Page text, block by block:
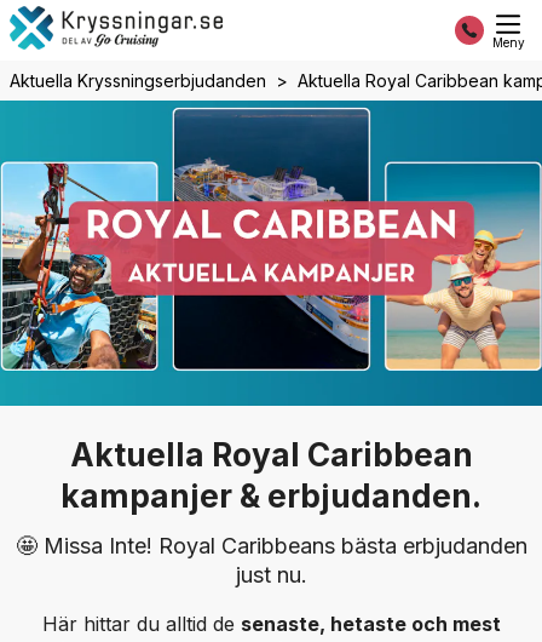
Meny
Aktuella Kryssningserbjudanden Aktuella Royal Caribbean
Aktuella Royal Caribbean
kampanjer & erbjudanden.
🤩 Missa Inte! Royal Caribbeans bästa erbjudanden
just nu.
Här hittar du alltid de senaste, hetaste och mest